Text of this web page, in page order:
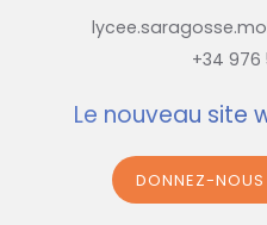
+34
Le nouveau site
DONNEZ-